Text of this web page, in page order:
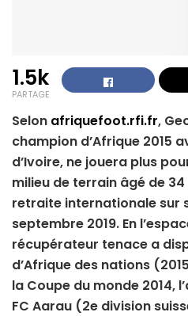
1.5k
PARTAGE
Selon afriquefoot.rfi.fr,
champion d’Afrique 2015
d’Ivoire, ne jouera plus
milieu de terrain âgé de
retraite internationale sur
septembre 2019. En
récupérateur tenace a
d’Afrique des nations
la Coupe du monde 2014,
FC Aarau (2e division